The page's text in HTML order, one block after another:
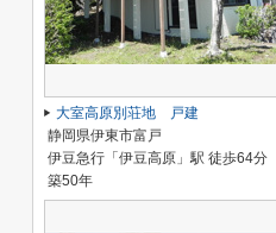
大室高原別荘地 戸建
静岡県伊東市富戸
伊豆急行「伊豆高原」駅 徒歩64分
築50年